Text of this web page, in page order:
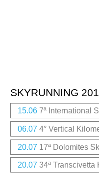
SKYRUNNING
15.06 7ª International
06.07 4° Vertical
20.07 17ª Dolomites
20.07 34ª